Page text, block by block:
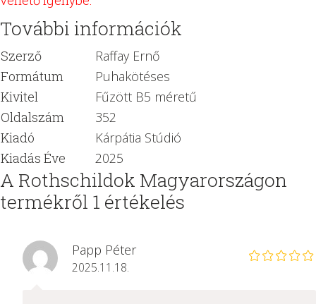
További információk
Szerző
Raffay Ernő
Formátum
Puhakötéses
Kivitel
Fűzött B5 méretű
Oldalszám
352
Kiadó
Kárpátia Stúdió
Kiadás Éve
2025
A Rothschildok Magyarországon
termékről 1 értékelés
Papp Péter
2025.11.18.